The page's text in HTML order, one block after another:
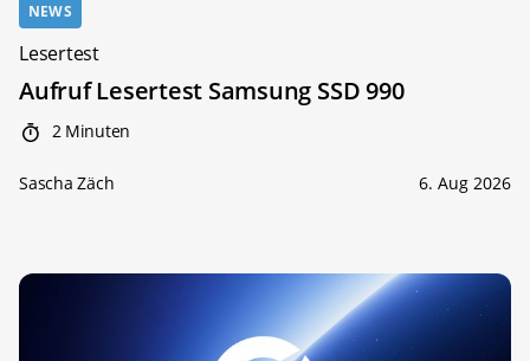
NEWS
Lesertest
Aufruf Lesertest Samsung SSD 990
2 Minuten
Sascha Zäch 6. Aug 2026